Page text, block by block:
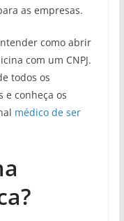
as empresas.
como abrir
com um CNPJ.
todos os
e conheça os
médico de ser